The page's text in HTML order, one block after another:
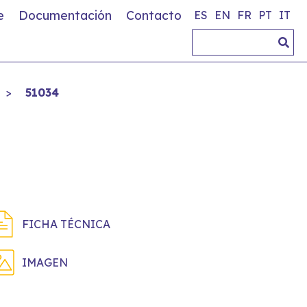
Documentación Contacto ES EN FR PT IT
> 51034
FICHA TÉCNICA
IMAGEN